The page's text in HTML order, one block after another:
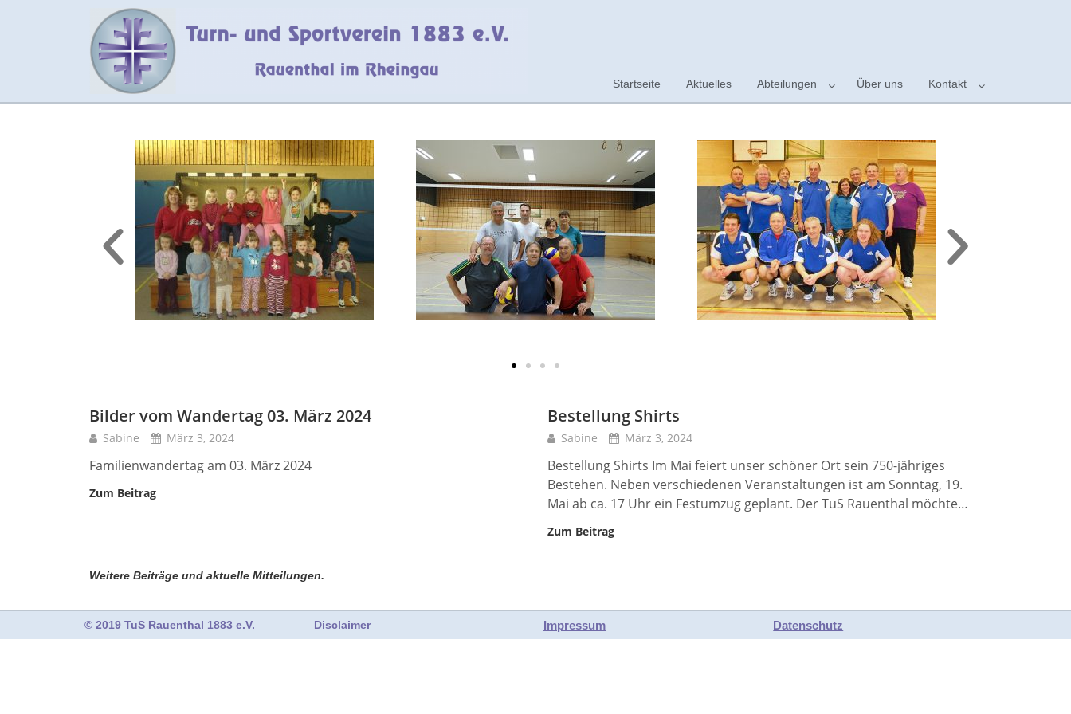
Startseite Aktuelles Abteilungen Über uns Kontakt
Bilder vom Wandertag 03. März 2024
Sabine März 3, 2024
Familienwandertag am 03. März 2024
Zum Beitrag
Bestellung Shirts
Sabine März 3, 2024
Bestellung Shirts Im Mai feiert unser schöner Ort sein 750-jähriges
Bestehen. Neben verschiedenen Veranstaltungen ist am Sonntag, 19.
Mai ab ca. 17 Uhr ein Festumzug geplant. Der TuS Rauenthal möchte…
Zum Beitrag
Weitere Beiträge und aktuelle Mitteilungen.
© 2019 TuS Rauenthal 1883 e.V. Disclaimer Impressum Datenschutz